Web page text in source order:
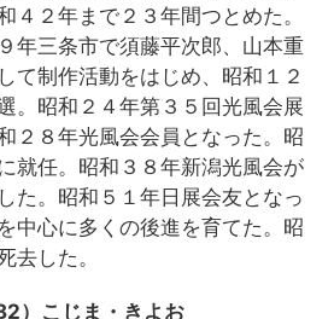
４２年まで２３年間つとめた。
年三条市で須藤平次郎、山本重
て制作活動をはじめ、昭和１２
。昭和２４年第３５回光風会展
２８年光風会会員となった。昭
就任。昭和３８年新潟光風会が
た。昭和５１年日展会友となっ
中心に多くの後進を育てた。昭
去した。
）こじま・きよお